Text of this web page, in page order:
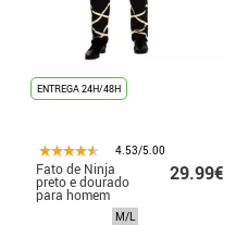
ENTREGA 24H/48H
4.53/5.00
Fato de Ninja
preto e dourado
para homem
29.99€
M/L